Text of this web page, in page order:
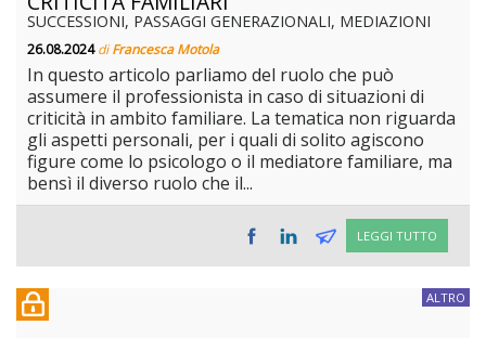
SUCCESSIONI, PASSAGGI GENERAZIONALI, MEDIAZIONI
26.08.2024diFrancesca Motola
In questo articolo parliamo del ruolo che può
assumere il professionista in caso di situazioni di
criticità in ambito familiare. La tematica non riguarda
gli aspetti personali, per i quali di solito agiscono
figure come lo psicologo o il mediatore familiare, ma
bensì il diverso ruolo che il...
LEGGI TUTTO
ALTRO